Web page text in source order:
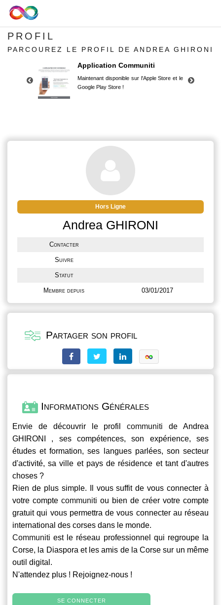
PROFIL
PARCOUREZ LE PROFIL DE ANDREA GHIRONI
Application Communiti
Maintenant disponible sur l'Apple Store et le
Google Play Store !
Google Play Store !
Hors Ligne
Andrea GHIRONI
Contacter
Suivre
Statut
Membre depuis 03/01/2017
Partager son profil
Informations Générales
Envie de découvrir le profilcommuniti de Andrea
GHIRONI , ses compétences, son expérience, ses
études et formation, ses langues parlées, son secteur
d'activité, sa ville et pays de résidence et tant d'autres
choses ?
Rien de plus simple. Il vous suffit de vous connecter à
votre compte communiti ou bien de créer votre compte
gratuit qui vous permettra de vous connecter au réseau
international des corses dans le monde.
Communiti est le réseau professionnel qui regroupe la
Corse, la Diaspora et les amis de la Corse sur un même
outil digital.
N'attendez plus ! Rejoignez-nous !
SE CONNECTER